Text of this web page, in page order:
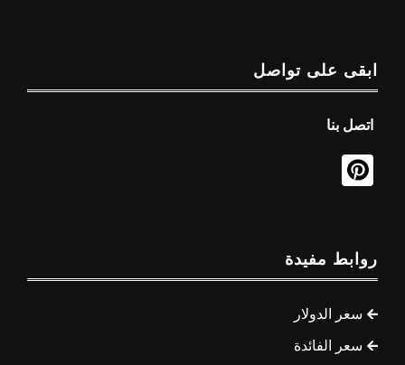
ابقى على تواصل
اتصل بنا
روابط مفيدة
سعر الدولار
سعر الفائدة